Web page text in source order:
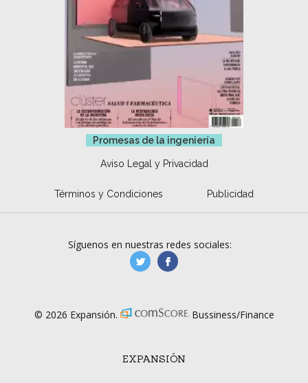
Promesas de la ingeniería
Aviso Legal y Privacidad
Términos y Condiciones Publicidad
EXPANSIÓN
Síguenos en nuestras redes sociales:
manufacturaGE
© 2026 Expansión. Bussiness/Finance